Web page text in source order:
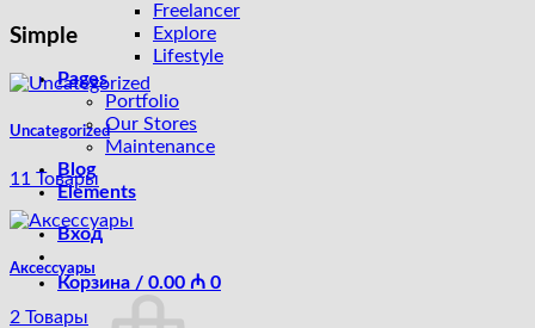
Freelancer
Explore
Lifestyle
Pages
Portfolio
Our Stores
Maintenance
Blog
Elements
Вход
Корзина / 0.00 ₼ 0
Simple
Uncategorized
11 Товары
Аксессуары
2 Товары